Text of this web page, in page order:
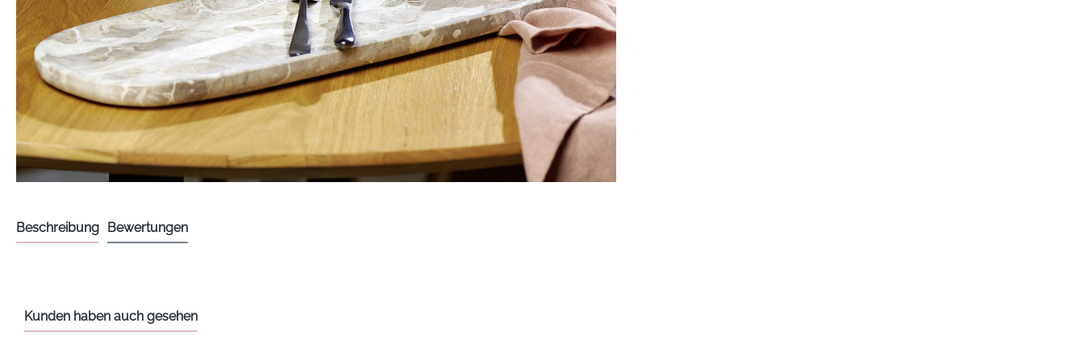
Beschreibung Bewertungen
Kunden haben auch gesehen